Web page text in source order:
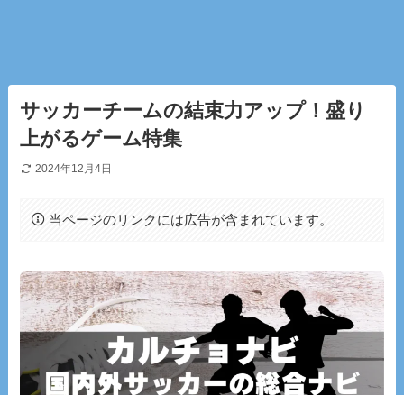
サッカーチームの結束力アップ！盛り
上がるゲーム特集
2024年12月4日
当ページのリンクには広告が含まれています。